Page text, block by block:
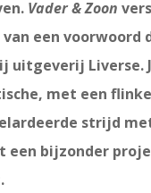
Vader & Zoon
een voorwoord
uitgeverij Liverse.
met een
strijd
een bijzonder